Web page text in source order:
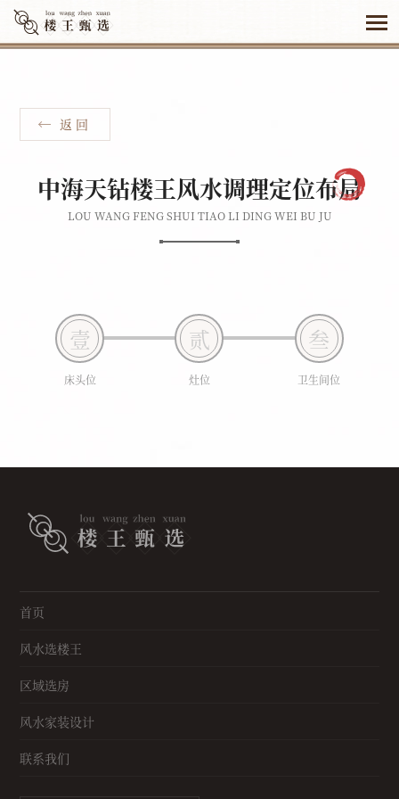
返 回
中海天钻楼王风水调理定位布局
LOU WANG FENG SHUI TIAO LI DING WEI BU JU
壹
床头位
贰
灶位
叁
卫生间位
首页
风水选楼王
区域选房
风水家装设计
联系我们